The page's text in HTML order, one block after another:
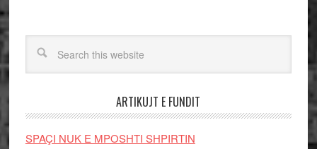
ARTIKUJT E FUNDIT
SPAÇI NUK E MPOSHTI SHPIRTIN